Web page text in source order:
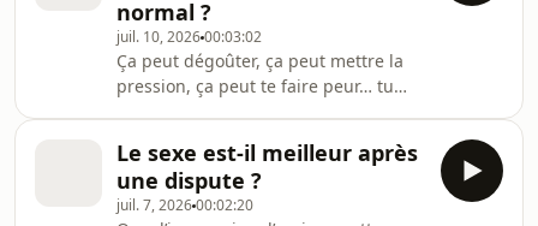
ton anus.Mais, à cause des va-et-vient
pendant le sexe, elle peut parfois
remonter dans l’urètre jusqu’à ta
vessie, et là ça pose problème…
&nbsp; Hébergé par Audion. Visitez
http
normal ?
juil. 10, 202600:03:02
Ça peut dégoûter, ça peut mettre la
pression, ça peut te faire peur… tu
Question Q, on s’interroge : J'ai pas
envie de faire de fellation, est-ce que
c'est normal ?&nbsp; Hébergé par
Le sexe est-il meilleur après
une dispute ?
juil. 7, 202600:02:20